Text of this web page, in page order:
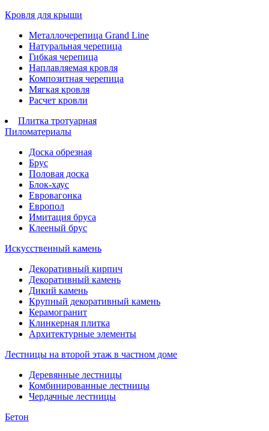
Кровля для крыши
Металлочерепица Grand Line
Натуральная черепица
Гибкая черепица
Наплавляемая кровля
Композитная черепица
Мягкая кровля
Расчет кровли
Плитка тротуарная
Пиломатериалы
Доска обрезная
Брус
Половая доска
Блок-хаус
Евровагонка
Европол
Имитация бруса
Клееный брус
Искусственный камень
Декоративный кирпич
Декоративный камень
Дикий камень
Крупный декоративный камень
Керамогранит
Клинкерная плитка
Архитектурные элементы
Лестницы на второй этаж в частном доме
Деревянные лестницы
Комбинированные лестницы
Чердачные лестницы
Бетон